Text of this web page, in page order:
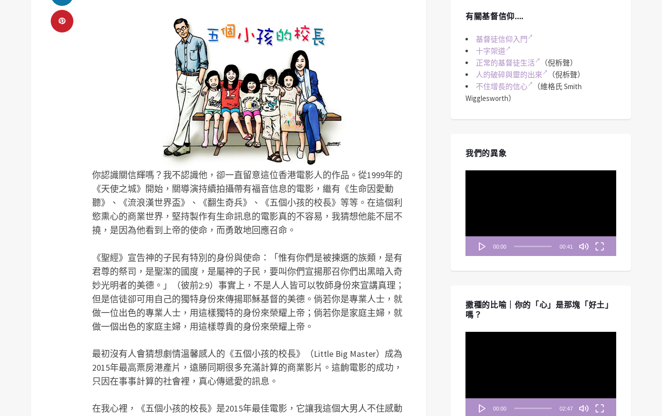
你認識關信輝嗎？我不認識他，卻一直留意這位香港電影人的作品。從1999年的
《天使之城》開始，關導演持續拍攝帶有福音信息的電影，繼有《生命因愛動
聽》、《流浪漢世界盃》、《翻生奇兵》、《五個小孩的校長》等等。在這個利
慾熏心的商業世界，堅持製作有生命訊息的電影真的不容易，我猜想他能不屈不
撓，是因為他看到上帝的使命，而勇敢地回應召命。
《聖經》宣告神的子民有特別的身份與使命：「惟有你們是被揀選的族類，是有
君尊的祭司，是聖潔的國度，是屬神的子民，要叫你們宣揚那召你們出黑暗入奇
妙光明者的美德。」（彼前2:9）事實上，不是人人皆可以牧師身份來宣講真理；
但是信徒卻可用自己的獨特身份來傳揚耶穌基督的美德。倘若你是專業人士，就
做一位出色的專業人士，用這樣獨特的身份來榮耀上帝；倘若你是家庭主婦，就
做一個出色的家庭主婦，用這樣尊貴的身份來榮耀上帝。
最初沒有人會猜想劇情溫馨感人的《五個小孩的校長》（Little Big Master）成為
2015年最高票房港產片，遠勝同期很多充滿計算的商業影片。這齣電影的成功，
只因在事事計算的社會裡，真心傳遞愛的訊息。
在我心裡，《五個小孩的校長》是2015年最佳電影，它讓我這個大男人不住感動
有關基督信仰….
基督徒信仰入門
十字架道
正常的基督徒生活
（倪柝聲）
人的破碎與靈的出來
（倪柝聲）
不住增長的信心
（維格氏 Smith
Wigglesworth）
我們的異象
00:00 00:41
撒種的比喻｜你的「心」是那塊「好土」
嗎？
00:00 02:47